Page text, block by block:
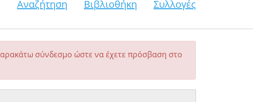
Αναζήτηση Βιβλιοθήκη Συλλογές
σύνδεσμο ώστε να έχετε πρόσβαση στο